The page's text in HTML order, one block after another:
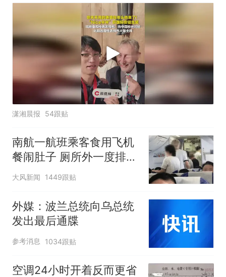
潇湘晨报 54跟贴
南航一航班乘客食用飞机
餐闹肚子 厕所外一度排长
队
大风新闻 1449跟贴
外媒：波兰总统向乌总统
发出最后通牒
参考消息 1034跟贴
空调24小时开着反而更省